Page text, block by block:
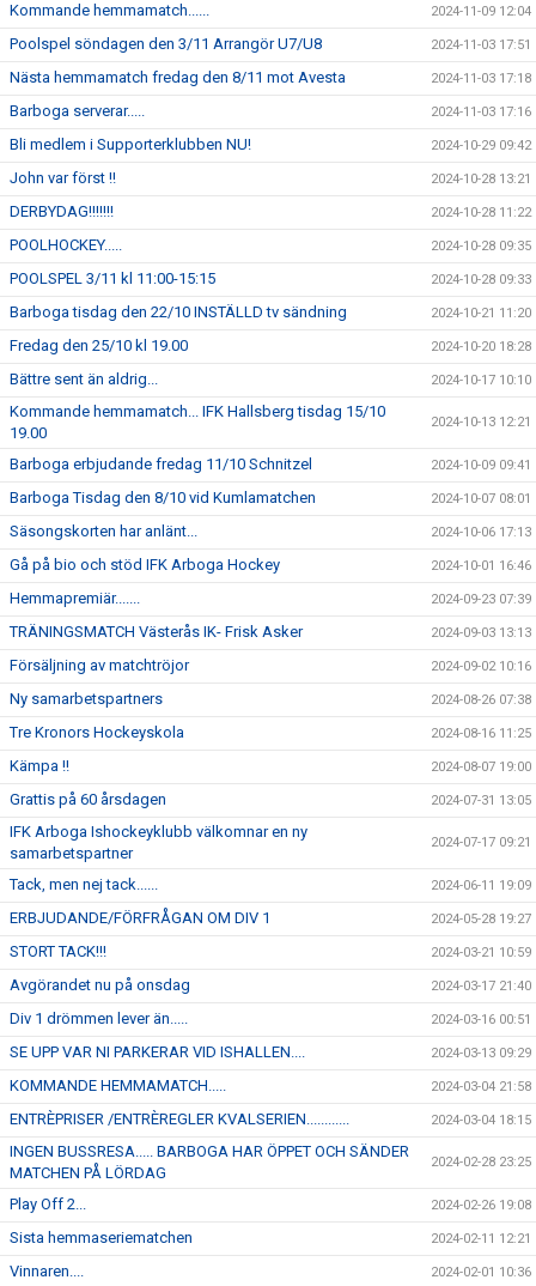
Kommande hemmamatch...... 2024-11-09 12:04
Poolspel söndagen den 3/11 Arrangör U7/U8 2024-11-03 17:51
Nästa hemmamatch fredag den 8/11 mot Avesta 2024-11-03 17:18
Barboga serverar..... 2024-11-03 17:16
Bli medlem i Supporterklubben NU! 2024-10-29 09:42
John var först !! 2024-10-28 13:21
DERBYDAG!!!!!!! 2024-10-28 11:22
POOLHOCKEY..... 2024-10-28 09:35
POOLSPEL 3/11 kl 11:00-15:15 2024-10-28 09:33
Barboga tisdag den 22/10 INSTÄLLD tv sändning 2024-10-21 11:20
Fredag den 25/10 kl 19.00 2024-10-20 18:28
Bättre sent än aldrig... 2024-10-17 10:10
Kommande hemmamatch... IFK Hallsberg tisdag 15/10
19.00
2024-10-13 12:21
Barboga erbjudande fredag 11/10 Schnitzel 2024-10-09 09:41
Barboga Tisdag den 8/10 vid Kumlamatchen 2024-10-07 08:01
Säsongskorten har anlänt... 2024-10-06 17:13
Gå på bio och stöd IFK Arboga Hockey 2024-10-01 16:46
Hemmapremiär....... 2024-09-23 07:39
TRÄNINGSMATCH Västerås IK- Frisk Asker 2024-09-03 13:13
Försäljning av matchtröjor 2024-09-02 10:16
Ny samarbetspartners 2024-08-26 07:38
Tre Kronors Hockeyskola 2024-08-16 11:25
Kämpa !! 2024-08-07 19:00
Grattis på 60 årsdagen 2024-07-31 13:05
IFK Arboga Ishockeyklubb välkomnar en ny
samarbetspartner
2024-07-17 09:21
Tack, men nej tack...... 2024-06-11 19:09
ERBJUDANDE/FÖRFRÅGAN OM DIV 1 2024-05-28 19:27
STORT TACK!!! 2024-03-21 10:59
Avgörandet nu på onsdag 2024-03-17 21:40
Div 1 drömmen lever än..... 2024-03-16 00:51
SE UPP VAR NI PARKERAR VID ISHALLEN.... 2024-03-13 09:29
KOMMANDE HEMMAMATCH..... 2024-03-04 21:58
ENTRÈPRISER /ENTRÈREGLER KVALSERIEN............ 2024-03-04 18:15
INGEN BUSSRESA..... BARBOGA HAR ÖPPET OCH SÄNDER
MATCHEN PÅ LÖRDAG
2024-02-28 23:25
Play Off 2... 2024-02-26 19:08
Sista hemmaseriematchen 2024-02-11 12:21
Vinnaren.... 2024-02-01 10:36